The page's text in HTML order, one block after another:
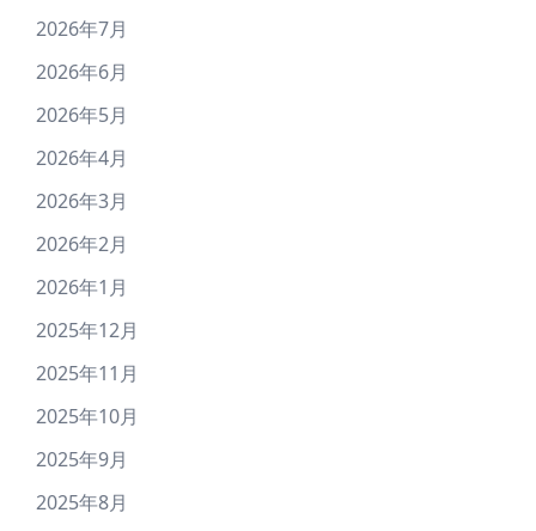
2026年7月
2026年6月
2026年5月
2026年4月
2026年3月
2026年2月
2026年1月
2025年12月
2025年11月
2025年10月
2025年9月
2025年8月